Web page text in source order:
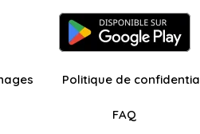
Politique de
FAQ